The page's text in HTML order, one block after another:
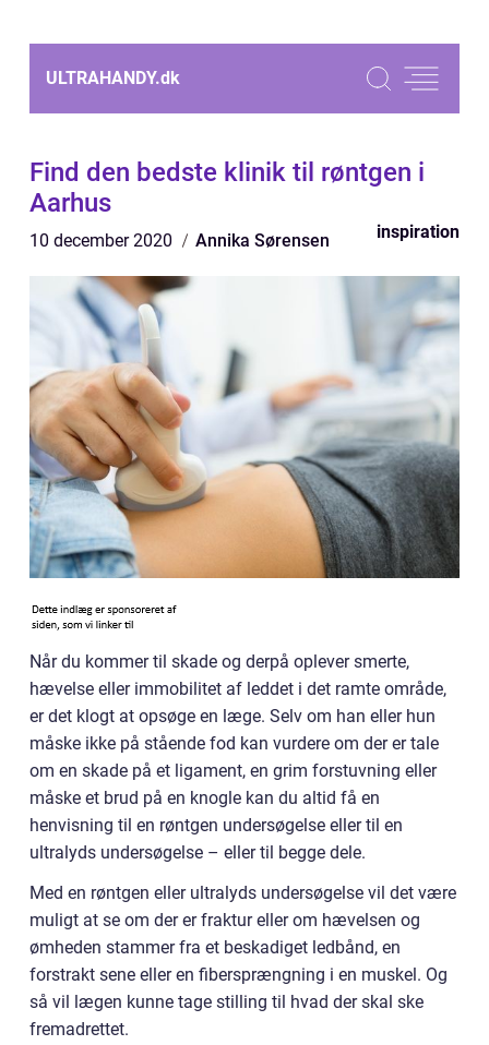
ULTRAHANDY.dk
Find den bedste klinik til røntgen i
Aarhus
10 december 2020 Annika Sørensen inspiration
Når du kommer til skade og derpå oplever smerte,
hævelse eller immobilitet af leddet i det ramte område,
er det klogt at opsøge en læge. Selv om han eller hun
måske ikke på stående fod kan vurdere om der er tale
om en skade på et ligament, en grim forstuvning eller
måske et brud på en knogle kan du altid få en
henvisning til en røntgen undersøgelse eller til en
ultralyds undersøgelse – eller til begge dele.
Med en røntgen eller ultralyds undersøgelse vil det være
muligt at se om der er fraktur eller om hævelsen og
ømheden stammer fra et beskadiget ledbånd, en
forstrakt sene eller en fibersprængning i en muskel. Og
så vil lægen kunne tage stilling til hvad der skal ske
fremadrettet.